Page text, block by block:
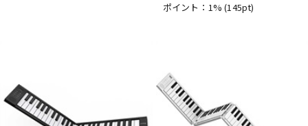
中古 ヴィンテージ
ポイント：1%(145pt)